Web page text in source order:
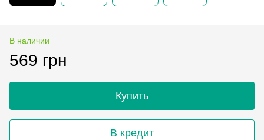
В наличии
569 грн
Купить
В кредит